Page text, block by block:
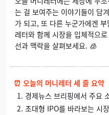
는 걸 보여주는 이야기들이 담
가 되고, 또 다른 누군가에겐
레터와 함께 시장을 입체적으
선과 맥락을 살펴보세요. 🧊
⏰ 오늘의 머니레터 세 줄 요약
경제뉴스 브리핑에서 주요
초대형 IPO를 바라보는 시